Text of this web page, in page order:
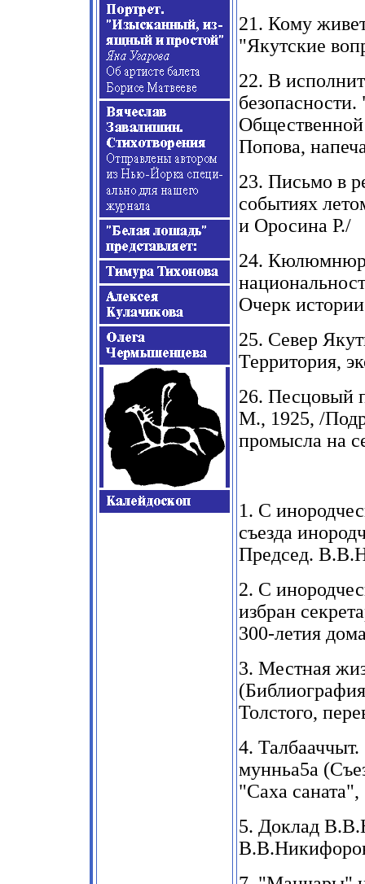
21. Кому
"Якутские
22. В
Общественной
Попова,
23. Письмо в
событиях
и Оросина P./
24. Кюлюмнюр.
Очерк
25. Север
Территория,
26. Песцовый
М., 1925, /
промысла на
1. С
съезда
Председ.
2. С
избран
300-летия
3. Местная
(
Толстого,
4. Талбааччыт.
мунньа5а (
"Саха саната",
5. Доклад